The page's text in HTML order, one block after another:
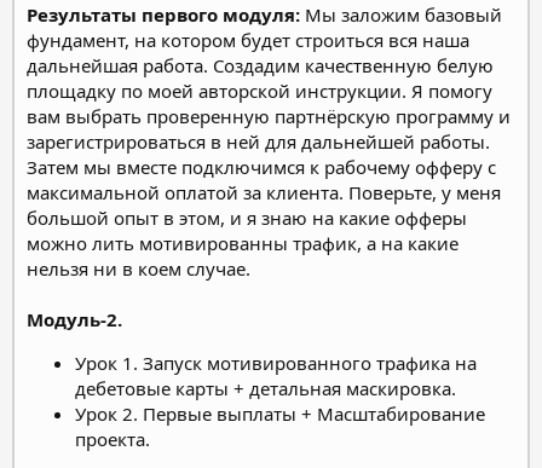
Результаты первого модуля: Мы заложим базовый
фундамент, на котором будет строиться вся наша
дальнейшая работа. Создадим качественную белую
площадку по моей авторской инструкции. Я помогу
вам выбрать проверенную партнёрскую программу и
зарегистрироваться в ней для дальнейшей работы.
Затем мы вместе подключимся к рабочему офферу с
максимальной оплатой за клиента. Поверьте, у меня
большой опыт в этом, и я знаю на какие офферы
можно лить мотивированны трафик, а на какие
нельзя ни в коем случае.
Модуль-2.
Урок 1. Запуск мотивированного трафика на
дебетовые карты + детальная маскировка.
Урок 2. Первые выплаты + Масштабирование
проекта.